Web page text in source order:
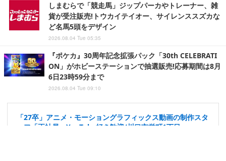
しまむらで「競走馬」ジップパーカやトレーナー、雑
貨が受注販売!トウカイテイオー、サイレンススズカな
ど名馬5頭をデザイン
2026.08.04 Tue 05:35
『ポケカ』30周年記念拡張パック「30th CELEBRATI
ON」がホビーステーションで抽選販売!応募期間は8月
6日23時59分まで
2026.08.04 Tue 09:10
「27卒」アニメ・モーショングラフィックス動画の制作スタ
ッフ「正社員」YouTube好き歓迎/川口市栄町1丁目